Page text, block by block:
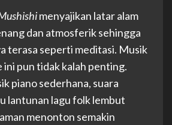
menyajikan latar alam
dan atmosferik sehingga
terasa seperti meditasi. Musik
ini pun tidak kalah penting.
piano sederhana, suara
lantunan lagu folk lembut
menonton semakin